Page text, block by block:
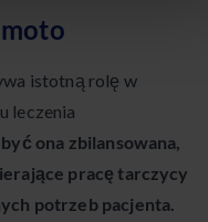
istotną rolę w
leczenia
ona zbilansowana,
pracę tarczycy
potrzeb pacjenta.